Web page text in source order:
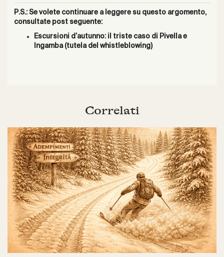
P.S.: Se volete continuare a leggere su questo argomento,
consultate post seguente:
Escursioni d’autunno: il triste caso di Pivella e
Ingamba (tutela del whistleblowing)
Correlati